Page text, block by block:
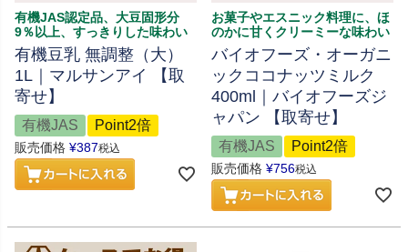
有機JAS認定品、大豆固形分
9％以上、すっきりした味わい
有機豆乳 無調整（大）
1L｜マルサンアイ 【取
寄せ】
有機JAS Point2倍
販売価格 ¥387税込
お菓子やエスニック料理に、ほ
のかに甘くクリーミーな味わい
バイオフーズ・オーガニ
ックココナッツミルク
400ml｜バイオフーズジ
ャパン 【取寄せ】
有機JAS Point2倍
販売価格 ¥756税込